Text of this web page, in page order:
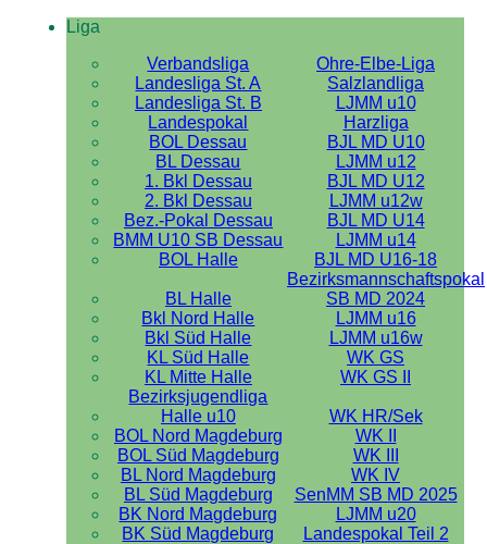
Liga
Verbandsliga
Ohre-Elbe-Liga
Landesliga St. A
Salzlandliga
Landesliga St. B
LJMM u10
Landespokal
Harzliga
BOL Dessau
BJL MD U10
BL Dessau
LJMM u12
1. Bkl Dessau
BJL MD U12
2. Bkl Dessau
LJMM u12w
Bez.-Pokal Dessau
BJL MD U14
BMM U10 SB Dessau
LJMM u14
BOL Halle
BJL MD U16-18
BL Halle
Bezirksmannschaftspokal
SB MD 2024
Bkl Nord Halle
LJMM u16
Bkl Süd Halle
LJMM u16w
KL Süd Halle
WK GS
KL Mitte Halle
WK GS II
Bezirksjugendliga
Halle u10
WK HR/Sek
BOL Nord Magdeburg
WK II
BOL Süd Magdeburg
WK III
BL Nord Magdeburg
WK IV
BL Süd Magdeburg
SenMM SB MD 2025
BK Nord Magdeburg
LJMM u20
BK Süd Magdeburg
Landespokal Teil 2